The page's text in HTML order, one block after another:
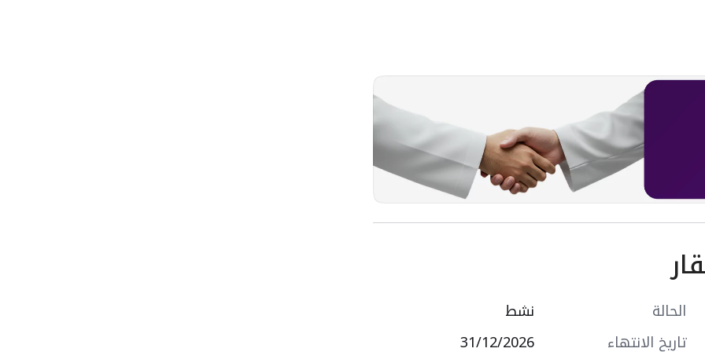
الحالة
نشط
تاريخ الانتهاء 31/12/2026